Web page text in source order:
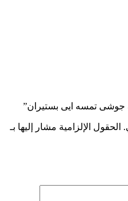
الحقول الإلزامية مشار إليها بـ